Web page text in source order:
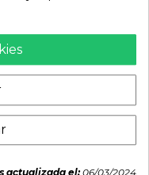
wasabi
300g
€